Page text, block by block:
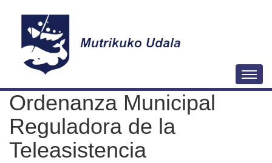
a
Ordenanza Municipal
Reguladora de la
Teleasistencia